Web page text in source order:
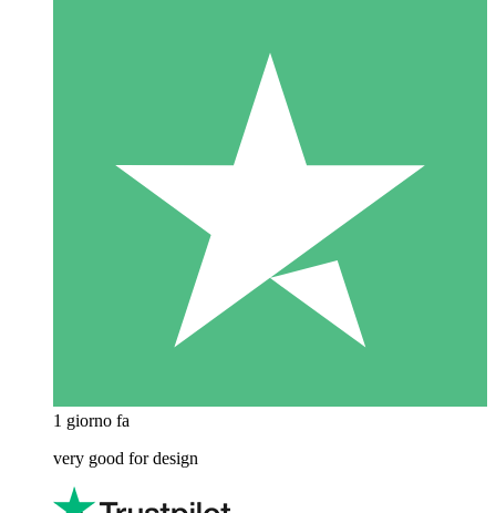
1 giorno fa
very good for design